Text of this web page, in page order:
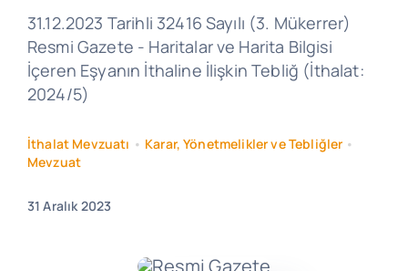
31.12.2023 Tarihli 32416 Sayılı (3. Mükerrer)
Resmi Gazete - Haritalar ve Harita Bilgisi
İçeren Eşyanın İthaline İlişkin Tebliğ (İthalat:
2024/5)
İthalat Mevzuatı • Karar, Yönetmelikler ve Tebliğler •
Mevzuat
31 Aralık 2023